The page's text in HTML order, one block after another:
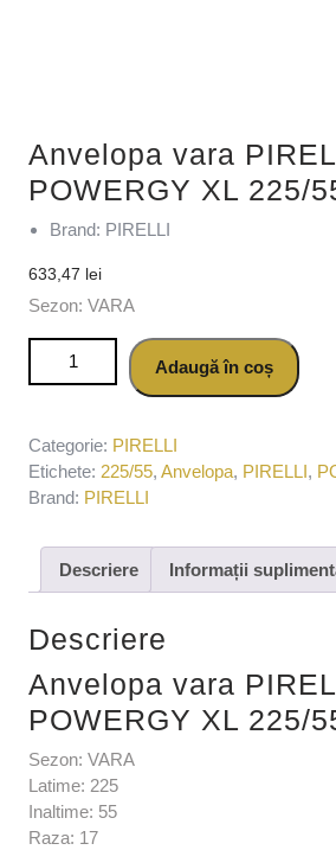
Anvelopa vara
POWERGY XL 225/
Brand: PIRELLI
633,47 lei
Sezon: VARA
Cantitate Anvelopa vara PIRELLI
Adaugă în coș
Categorie: PIRELLI
Etichete: 225/55, Anvelopa, PIRELLI,
Brand: PIRELLI
Descriere Informații
Descriere
Anvelopa vara
POWERGY XL 225/
Sezon: VARA
Latime: 225
Inaltime: 55
Raza: 17